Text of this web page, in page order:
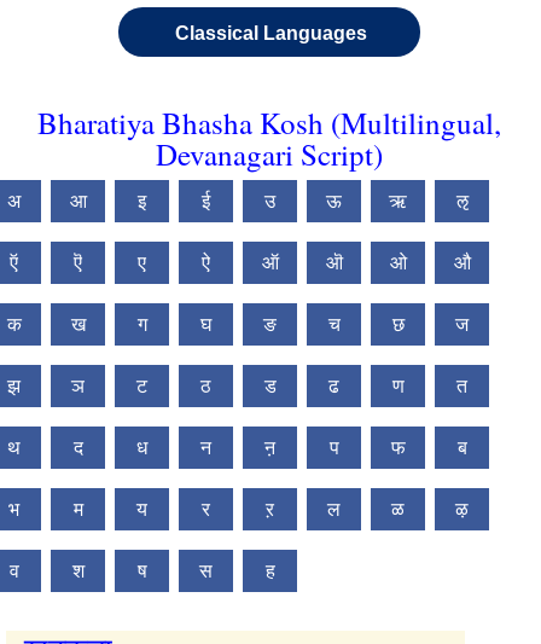
Classical Languages
Bharatiya Bhasha Kosh (Multilingual,
Devanagari Script)
अ आ इ ई उ ऊ ऋ ऌ
ऍ ऎ ए ऐ ऑ ऒ ओ औ
क ख ग घ ङ च छ ज
झ ञ ट ठ ड ढ ण त
थ द ध न ऩ प फ ब
भ म य र ऱ ल ळ ऴ
व श ष स ह